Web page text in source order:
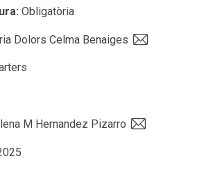
Obligatòria
Dolors Celma Benaiges
M Hernandez Pizarro